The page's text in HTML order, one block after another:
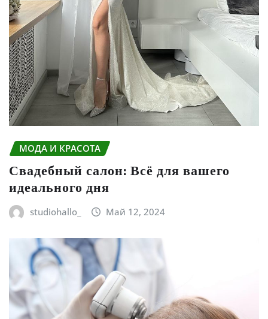
МОДА И КРАСОТА
Свадебный салон: Всё для вашего
идеального дня
studiohallo_ Май 12, 2024